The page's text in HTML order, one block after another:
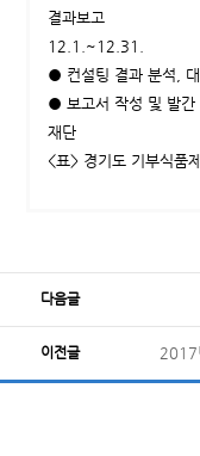
결과보고
12.1.~12.31.
● 컨설팅 결과 분석,
● 보고서 작성 및 발간
재단
<표> 경기도 기부식품
다음글
이전글 2017